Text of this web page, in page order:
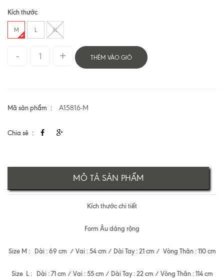
Kích thước
M L XL
THÊM VÀO GIỎ
Mã sản phẩm A15816-M
Chia sẻ
MÔ TẢ SẢN PHẨM
Kích thước chi tiết
Form Âu dáng rộng
Size M : Dài : 69 cm / Vai : 54 cm / Dài Tay : 21 cm / Vòng Thân : 110 cm
Size L : Dài : 71 cm / Vai : 55 cm / Dài Tay : 22 cm / Vòng Thân : 114 cm